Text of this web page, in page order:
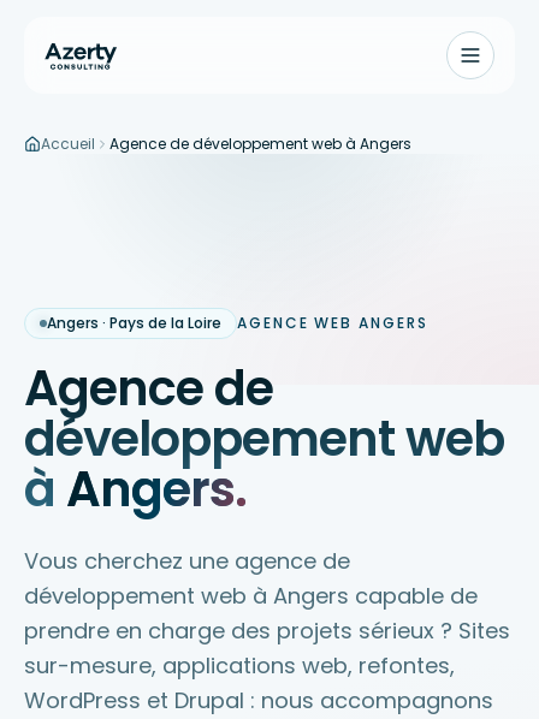
Aller au contenu principal
Accueil Agence de développement web à Angers
Angers · Pays de la Loire AGENCE WEB ANGERS
Agence de
développement web
à Angers.
Vous cherchez une agence de
développement web à Angers capable de
prendre en charge des projets sérieux ? Sites
sur-mesure, applications web, refontes,
WordPress et Drupal : nous accompagnons